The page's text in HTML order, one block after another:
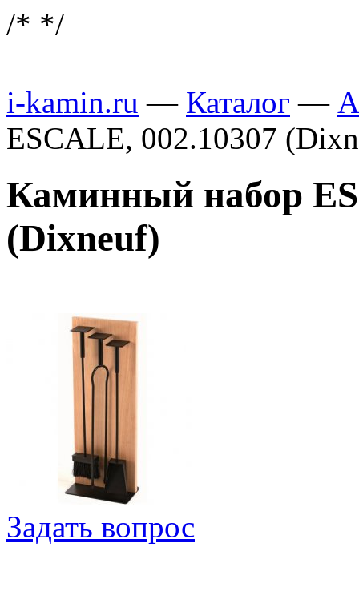
/* */
i-kamin.ru — Каталог —
ESCALE, 002.10307
Каминный набор
(Dixneuf)
Задать вопрос